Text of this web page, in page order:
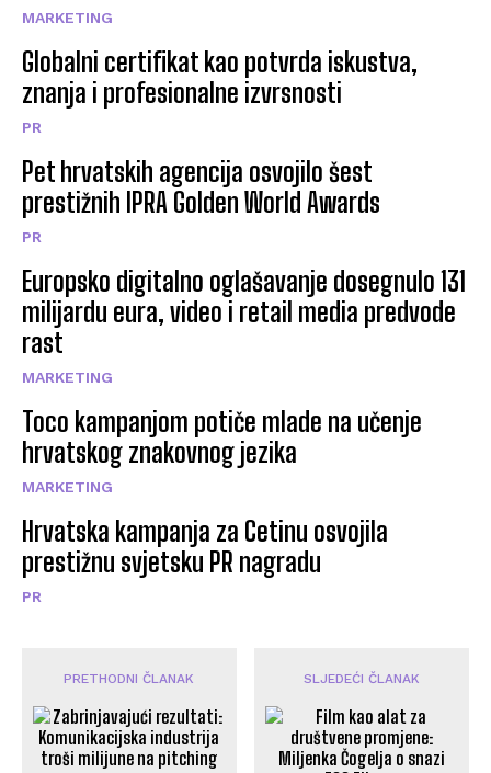
MARKETING
Globalni certifikat kao potvrda iskustva,
znanja i profesionalne izvrsnosti
PR
Pet hrvatskih agencija osvojilo šest
prestižnih IPRA Golden World Awards
PR
Europsko digitalno oglašavanje dosegnulo 131
milijardu eura, video i retail media predvode
rast
MARKETING
Toco kampanjom potiče mlade na učenje
hrvatskog znakovnog jezika
MARKETING
Hrvatska kampanja za Cetinu osvojila
prestižnu svjetsku PR nagradu
PR
PRETHODNI ČLANAK SLJEDEĆI ČLANAK